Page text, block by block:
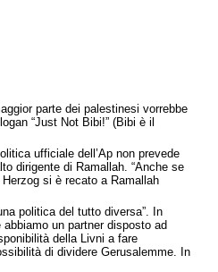
parte dei palestinesi vorrebbe
“Just Not Bibi!” (Bibi è il
ufficiale dell’Ap non prevede
dirigente di Ramallah. “Anche se
si è recato a Ramallah
politica del tutto diversa”. In
un partner disposto ad
della Livni a fare
di dividere Gerusalemme. In